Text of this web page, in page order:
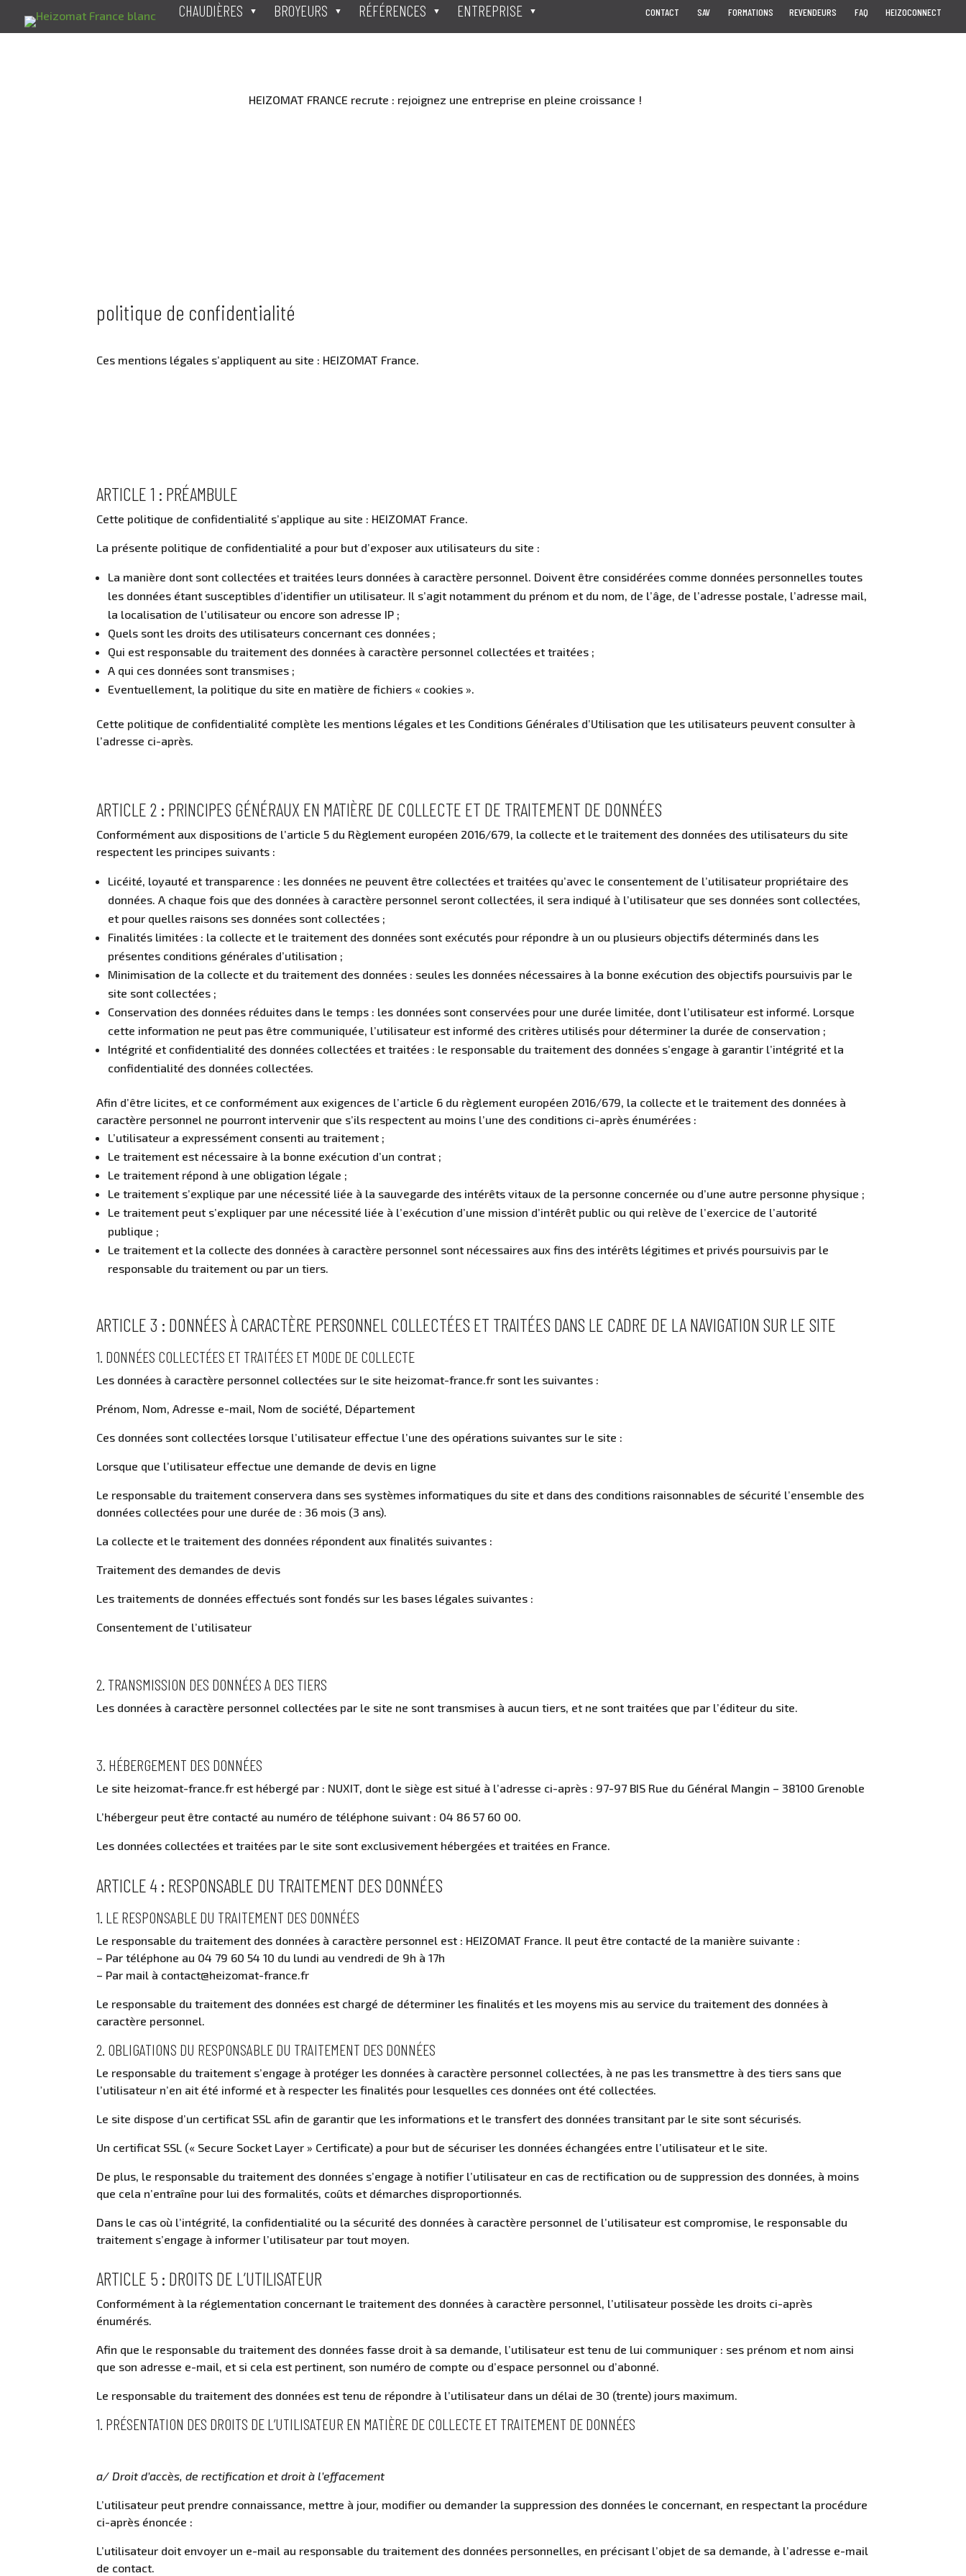
CHAUDIÈRES BROYEURS RÉFÉRENCES ENTREPRISE CONTACT SAV FORMATIONS REVENDEURS FAQ HEIZOCONNECT
HEIZOMAT FRANCE recrute : rejoignez une entreprise en pleine croissance !
politique de confidentialité
Ces mentions légales s’appliquent au site : HEIZOMAT France.
ARTICLE 1 : PRÉAMBULE
Cette politique de confidentialité s’applique au site : HEIZOMAT France.
La présente politique de confidentialité a pour but d’exposer aux utilisateurs du site :
La manière dont sont collectées et traitées leurs données à caractère personnel. Doivent être considérées comme données personnelles toutes
les données étant susceptibles d’identifier un utilisateur. Il s’agit notamment du prénom et du nom, de l’âge, de l’adresse postale, l’adresse mail,
la localisation de l’utilisateur ou encore son adresse IP ;
Quels sont les droits des utilisateurs concernant ces données ;
Qui est responsable du traitement des données à caractère personnel collectées et traitées ;
A qui ces données sont transmises ;
Eventuellement, la politique du site en matière de fichiers « cookies ».
Cette politique de confidentialité complète les mentions légales et les Conditions Générales d’Utilisation que les utilisateurs peuvent consulter à
l’adresse ci-après.
ARTICLE 2 : PRINCIPES GÉNÉRAUX EN MATIÈRE DE COLLECTE ET DE TRAITEMENT DE DONNÉES
Conformément aux dispositions de l’article 5 du Règlement européen 2016/679, la collecte et le traitement des données des utilisateurs du site
respectent les principes suivants :
Licéité, loyauté et transparence : les données ne peuvent être collectées et traitées qu’avec le consentement de l’utilisateur propriétaire des
données. A chaque fois que des données à caractère personnel seront collectées, il sera indiqué à l’utilisateur que ses données sont collectées,
et pour quelles raisons ses données sont collectées ;
Finalités limitées : la collecte et le traitement des données sont exécutés pour répondre à un ou plusieurs objectifs déterminés dans les
présentes conditions générales d’utilisation ;
Minimisation de la collecte et du traitement des données : seules les données nécessaires à la bonne exécution des objectifs poursuivis par le
site sont collectées ;
Conservation des données réduites dans le temps : les données sont conservées pour une durée limitée, dont l’utilisateur est informé. Lorsque
cette information ne peut pas être communiquée, l’utilisateur est informé des critères utilisés pour déterminer la durée de conservation ;
Intégrité et confidentialité des données collectées et traitées : le responsable du traitement des données s’engage à garantir l’intégrité et la
confidentialité des données collectées.
Afin d’être licites, et ce conformément aux exigences de l’article 6 du règlement européen 2016/679, la collecte et le traitement des données à
caractère personnel ne pourront intervenir que s’ils respectent au moins l’une des conditions ci-après énumérées :
L’utilisateur a expressément consenti au traitement ;
Le traitement est nécessaire à la bonne exécution d’un contrat ;
Le traitement répond à une obligation légale ;
Le traitement s’explique par une nécessité liée à la sauvegarde des intérêts vitaux de la personne concernée ou d’une autre personne physique ;
Le traitement peut s’expliquer par une nécessité liée à l’exécution d’une mission d’intérêt public ou qui relève de l’exercice de l’autorité
publique ;
Le traitement et la collecte des données à caractère personnel sont nécessaires aux fins des intérêts légitimes et privés poursuivis par le
responsable du traitement ou par un tiers.
ARTICLE 3 : DONNÉES À CARACTÈRE PERSONNEL COLLECTÉES ET TRAITÉES DANS LE CADRE DE LA NAVIGATION SUR LE SITE
1. DONNÉES COLLECTÉES ET TRAITÉES ET MODE DE COLLECTE
Les données à caractère personnel collectées sur le site heizomat-france.fr sont les suivantes :
Prénom, Nom, Adresse e-mail, Nom de société, Département
Ces données sont collectées lorsque l’utilisateur effectue l’une des opérations suivantes sur le site :
Lorsque que l’utilisateur effectue une demande de devis en ligne
Le responsable du traitement conservera dans ses systèmes informatiques du site et dans des conditions raisonnables de sécurité l’ensemble des
données collectées pour une durée de : 36 mois (3 ans).
La collecte et le traitement des données répondent aux finalités suivantes :
Traitement des demandes de devis
Les traitements de données effectués sont fondés sur les bases légales suivantes :
Consentement de l’utilisateur
2. TRANSMISSION DES DONNÉES A DES TIERS
Les données à caractère personnel collectées par le site ne sont transmises à aucun tiers, et ne sont traitées que par l’éditeur du site.
3. HÉBERGEMENT DES DONNÉES
Le site heizomat-france.fr est hébergé par : NUXIT, dont le siège est situé à l’adresse ci-après : 97-97 BIS Rue du Général Mangin – 38100 Grenoble
L’hébergeur peut être contacté au numéro de téléphone suivant : 04 86 57 60 00.
Les données collectées et traitées par le site sont exclusivement hébergées et traitées en France.
ARTICLE 4 : RESPONSABLE DU TRAITEMENT DES DONNÉES
1. LE RESPONSABLE DU TRAITEMENT DES DONNÉES
Le responsable du traitement des données à caractère personnel est : HEIZOMAT France. Il peut être contacté de la manière suivante :
– Par téléphone au 04 79 60 54 10 du lundi au vendredi de 9h à 17h
– Par mail à contact@heizomat-france.fr
Le responsable du traitement des données est chargé de déterminer les finalités et les moyens mis au service du traitement des données à
caractère personnel.
2. OBLIGATIONS DU RESPONSABLE DU TRAITEMENT DES DONNÉES
Le responsable du traitement s’engage à protéger les données à caractère personnel collectées, à ne pas les transmettre à des tiers sans que
l’utilisateur n’en ait été informé et à respecter les finalités pour lesquelles ces données ont été collectées.
Le site dispose d’un certificat SSL afin de garantir que les informations et le transfert des données transitant par le site sont sécurisés.
Un certificat SSL (« Secure Socket Layer » Certificate) a pour but de sécuriser les données échangées entre l’utilisateur et le site.
De plus, le responsable du traitement des données s’engage à notifier l’utilisateur en cas de rectification ou de suppression des données, à moins
que cela n’entraîne pour lui des formalités, coûts et démarches disproportionnés.
Dans le cas où l’intégrité, la confidentialité ou la sécurité des données à caractère personnel de l’utilisateur est compromise, le responsable du
traitement s’engage à informer l’utilisateur par tout moyen.
ARTICLE 5 : DROITS DE L’UTILISATEUR
Conformément à la réglementation concernant le traitement des données à caractère personnel, l’utilisateur possède les droits ci-après
énumérés.
Afin que le responsable du traitement des données fasse droit à sa demande, l’utilisateur est tenu de lui communiquer : ses prénom et nom ainsi
que son adresse e-mail, et si cela est pertinent, son numéro de compte ou d’espace personnel ou d’abonné.
Le responsable du traitement des données est tenu de répondre à l’utilisateur dans un délai de 30 (trente) jours maximum.
1. PRÉSENTATION DES DROITS DE L’UTILISATEUR EN MATIÈRE DE COLLECTE ET TRAITEMENT DE DONNÉES
a/ Droit d’accès, de rectification et droit à l’effacement
L’utilisateur peut prendre connaissance, mettre à jour, modifier ou demander la suppression des données le concernant, en respectant la procédure
ci-après énoncée :
L’utilisateur doit envoyer un e-mail au responsable du traitement des données personnelles, en précisant l’objet de sa demande, à l’adresse e-mail
de contact.